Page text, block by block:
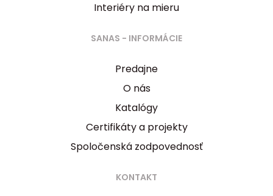
Interiéry na mieru
SANAS - INFORMÁCIE
Predajne
O nás
Katalógy
Certifikáty a projekty
Spoločenská zodpovednosť
KONTAKT